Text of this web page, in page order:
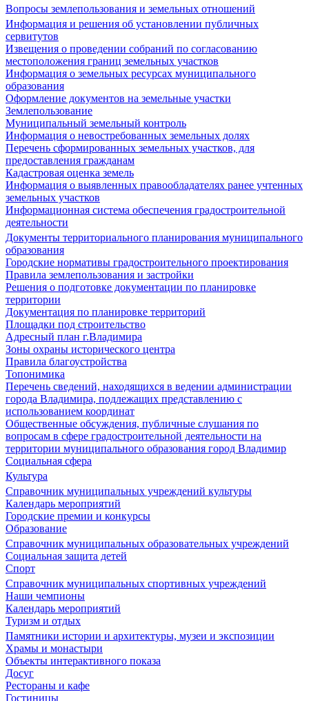
Вопросы землепользования и земельных отношений
Информация и решения об установлении публичных
сервитутов
Извещения о проведении собраний по согласованию
местоположения границ земельных участков
Информация о земельных ресурсах муниципального
образования
Оформление документов на земельные участки
Землепользование
Муниципальный земельный контроль
Информация о невостребованных земельных долях
Перечень сформированных земельных участков, для
предоставления гражданам
Кадастровая оценка земель
Информация о выявленных правообладателях ранее учтенных
земельных участков
Информационная система обеспечения градостроительной
деятельности
Документы территориального планирования муниципального
образования
Городские нормативы градостроительного проектирования
Правила землепользования и застройки
Решения о подготовке документации по планировке
территории
Документация по планировке территорий
Площадки под строительство
Адресный план г.Владимира
Зоны охраны исторического центра
Правила благоустройства
Топонимика
Перечень сведений, находящихся в ведении администрации
города Владимира, подлежащих представлению с
использованием координат
Общественные обсуждения, публичные слушания по
вопросам в сфере градостроительной деятельности на
территории муниципального образования город Владимир
Социальная сфера
Культура
Справочник муниципальных учреждений культуры
Календарь мероприятий
Городские премии и конкурсы
Образование
Справочник муниципальных образовательных учреждений
Социальная защита детей
Спорт
Справочник муниципальных спортивных учреждений
Наши чемпионы
Календарь мероприятий
Туризм и отдых
Памятники истории и архитектуры, музеи и экспозиции
Храмы и монастыри
Объекты интерактивного показа
Досуг
Рестораны и кафе
Гостиницы